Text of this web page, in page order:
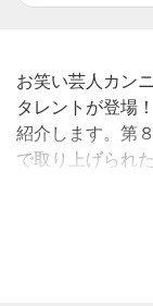
お笑い芸人カン
タレントが登場
紹介します。第
で取り上げられ